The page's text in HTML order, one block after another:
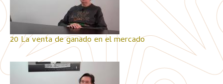
20 La venta de ganado en el mercado